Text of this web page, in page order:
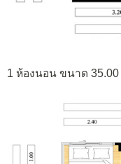
1 ห้องนอน ขนาด 35.00